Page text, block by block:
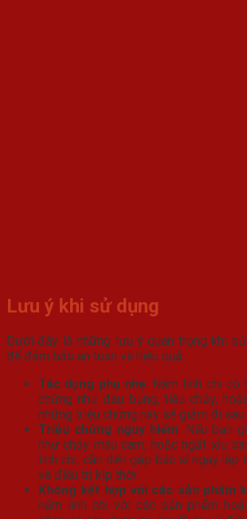
Lưu ý khi sử dụng
Dưới đây là những lưu ý quan trọng khi
để đảm bảo an toàn và hiệu quả:
Tác dụng phụ nhẹ: Nấm linh chi có
chứng như đau bụng, tiêu chảy,
những triệu chứng này sẽ giảm đi
Triệu chứng nguy hiểm: Nếu bạn
như chảy máu cam, hoặc ngất xỉu
linh chi, cần đến gặp bác sĩ ngay
và điều trị kịp thời.
Không kết hợp với các sản phẩm
nấm linh chi với các sản phẩm